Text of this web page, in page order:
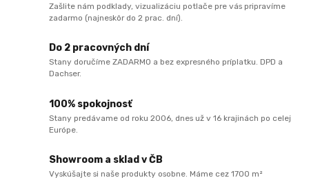
Zašlite nám podklady, vizualizáciu potlače pre vás pripravíme
zadarmo (najneskôr do 2 prac. dní).
Do 2 pracovných dní
Stany doručíme ZADARMO a bez expresného príplatku. DPD a
Dachser.
100% spokojnosť
Stany predávame od roku 2006, dnes už v 16 krajinách po celej
Európe.
Showroom a sklad v ČB
Vyskúšajte si naše produkty osobne. Máme cez 1700 m²